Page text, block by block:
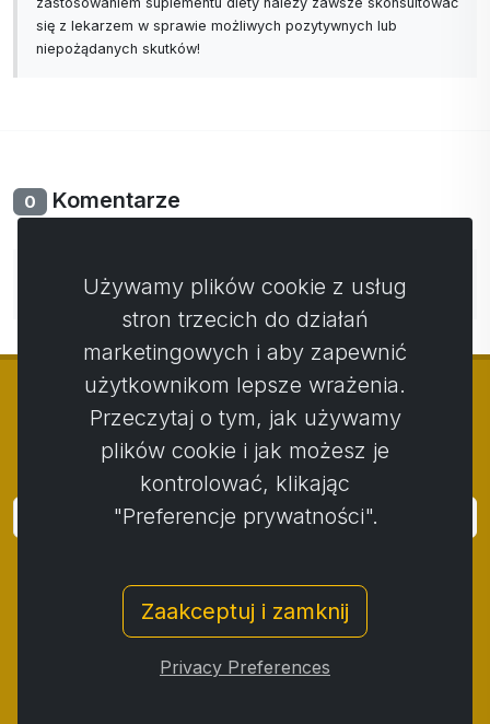
się z lekarzem w sprawie możliwych pozytywnych lub
niepożądanych skutków!
0 Komentarze
Nie ma jeszcze komentarzy. Bądź pierwszy ze swoim
komentarzem.
© Copyright 2014 - 2026 Activstar
Zaloguj się
Zasady i warunki / Polityka prywatności
Procedura składania skarg / Protokół reklamacji
Odstąpienie od umowy / Cookies
Używamy plików cookie z usług
stron trzecich do działań
marketingowych i aby zapewnić
użytkownikom lepsze wrażenia.
Przeczytaj o tym, jak używamy
plików cookie i jak możesz je
kontrolować, klikając
"Preferencje prywatności".
Zaakceptuj i zamknij
Privacy Preferences